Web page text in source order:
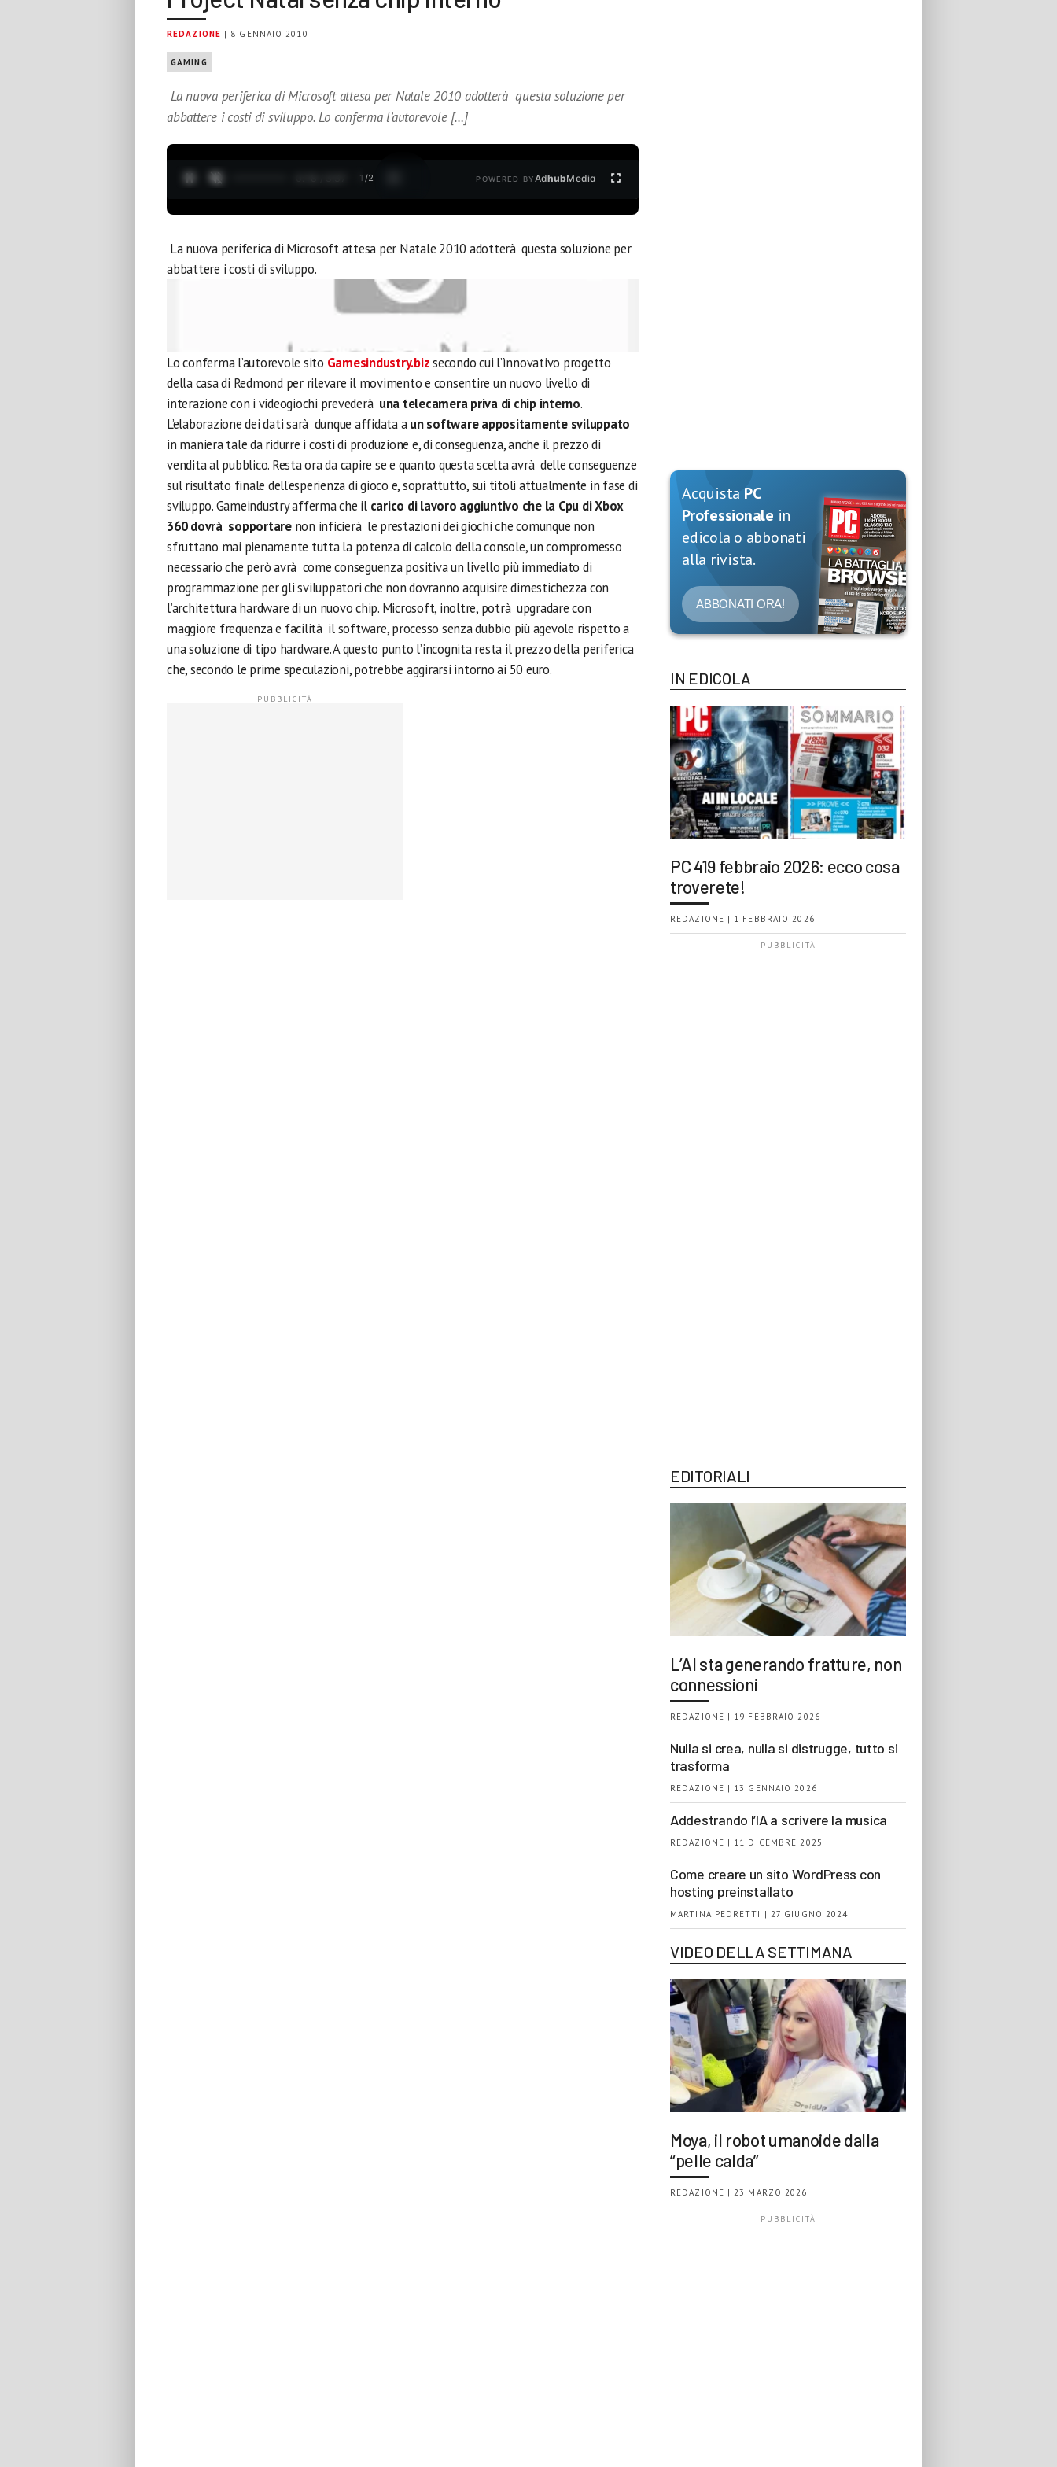
REDAZIONE | 8 GENNAIO 2010
GAMING
La nuova periferica di Microsoft attesa per Natale 2010 adotterà questa soluzione per
abbattere i costi di sviluppo. Lo conferma l’autorevole […]
1 /2 POWERED BYAdhubMedia
La nuova periferica di Microsoft attesa per Natale 2010 adotterà questa soluzione per
abbattere i costi di sviluppo.
Lo conferma l’autorevole sito Gamesindustry.bizsecondo cui l’ìnnovativo progetto
della casa di Redmond per rilevare il movimento e consentire un nuovo livello di
interazione con i videogiochi prevederà una telecamera priva di chip interno.
L’elaborazione dei dati sarà dunque affidata aun software appositamente sviluppato
in maniera tale da ridurre i costi di produzione e, di conseguenza, anche il prezzo di
vendita al pubblico. Resta ora da capire se e quanto questa scelta avrà delle conseguenze
sul risultato finale dell’esperienza di gioco e, soprattutto, sui titoli attualmente in fase di
sviluppo. Gameindustry afferma che il carico di lavoro aggiuntivo che la Cpu di Xbox
360 dovrà sopportarenon inficierà le prestazioni dei giochi che comunque non
sfruttano mai pienamente tutta la potenza di calcolo della console, un compromesso
necessario che però avrà come conseguenza positiva un livello più immediato di
programmazione per gli sviluppatori che non dovranno acquisire dimestichezza con
l’architettura hardware di un nuovo chip. Microsoft, inoltre, potrà upgradare con
maggiore frequenza e facilità il software, processo senza dubbio più agevole rispetto a
una soluzione di tipo hardware. A questo punto l’incognita resta il prezzo della periferica
che, secondo le prime speculazioni, potrebbe aggirarsi intorno ai 50 euro.
Acquista PC
Professionale in
edicola o abbonati
alla rivista.
ABBONATI ORA!
IN EDICOLA
PC 419 febbraio 2026: ecco cosa
troverete!
REDAZIONE | 1 FEBBRAIO 2026
EDITORIALI
L’AI sta generando fratture, non
connessioni
REDAZIONE | 19 FEBBRAIO 2026
Nulla si crea, nulla si distrugge, tutto si
trasforma
REDAZIONE | 13 GENNAIO 2026
Addestrando l’IA a scrivere la musica
REDAZIONE | 11 DICEMBRE 2025
Come creare un sito WordPress con
hosting preinstallato
MARTINA PEDRETTI | 27 GIUGNO 2024
VIDEO DELLA SETTIMANA
Moya, il robot umanoide dalla
“pelle calda”
REDAZIONE | 23 MARZO 2026